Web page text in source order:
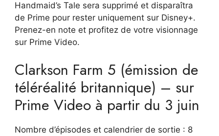
Handmaid’s Tale sera supprimé et disparaîtra
de Prime pour rester uniquement sur Disney+.
Prenez-en note et profitez de votre visionnage
sur Prime Video.
Clarkson Farm 5 (émission de
téléréalité britannique) – sur
Prime Video à partir du 3 juin
Nombre d’épisodes et calendrier de sortie : 8